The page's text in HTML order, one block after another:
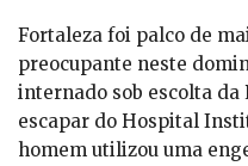
Fortaleza foi palco de
preocupante neste
internado sob escolta da
escapar do Hospital
homem utilizou uma